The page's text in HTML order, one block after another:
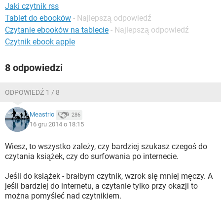
Jaki czytnik rss
Tablet do ebooków - Najlepszą odpowiedź
Czytanie ebooków na tablecie - Najlepszą odpowiedź
Czytnik ebook apple
8 odpowiedzi
ODPOWIEDŹ 1 / 8
Meastrio 286
16 gru 2014 o 18:15
Wiesz, to wszystko zależy, czy bardziej szukasz czegoś do
czytania książek, czy do surfowania po internecie.
Jeśli do książek - brałbym czytnik, wzrok się mniej męczy. A
jeśli bardziej do internetu, a czytanie tylko przy okazji to
można pomyśleć nad czytnikiem.